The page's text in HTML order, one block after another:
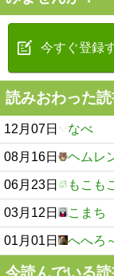
今すぐ登録
読みおわった
12月07日 なべ
08月16日 ヘムレ
06月23日 もこも
03月12日 こまち
01月01日 へへろ
今読んでいる